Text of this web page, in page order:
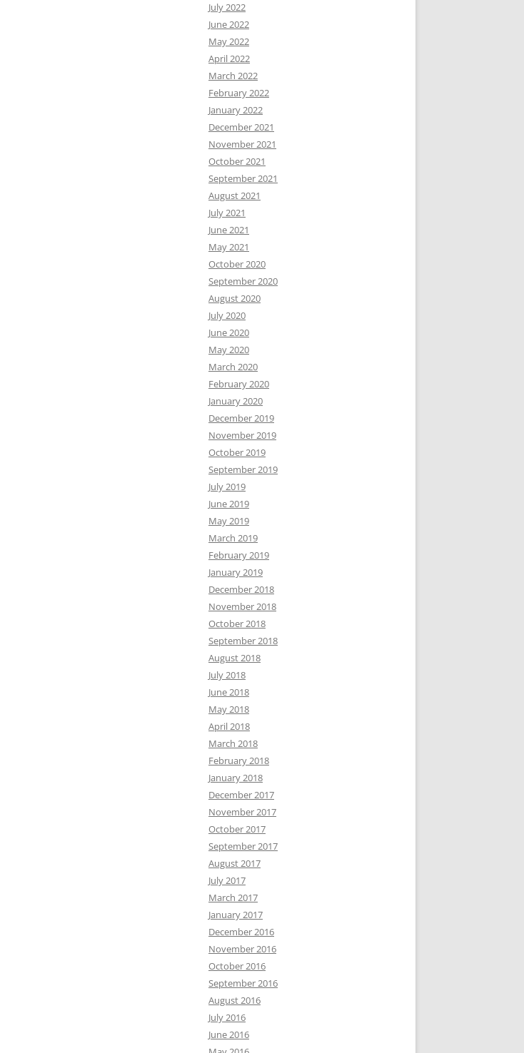
July 2022
June 2022
May 2022
April 2022
March 2022
February 2022
January 2022
December 2021
November 2021
October 2021
September 2021
August 2021
July 2021
June 2021
May 2021
October 2020
September 2020
August 2020
July 2020
June 2020
May 2020
March 2020
February 2020
January 2020
December 2019
November 2019
October 2019
September 2019
July 2019
June 2019
May 2019
March 2019
February 2019
January 2019
December 2018
November 2018
October 2018
September 2018
August 2018
July 2018
June 2018
May 2018
April 2018
March 2018
February 2018
January 2018
December 2017
November 2017
October 2017
September 2017
August 2017
July 2017
March 2017
January 2017
December 2016
November 2016
October 2016
September 2016
August 2016
July 2016
June 2016